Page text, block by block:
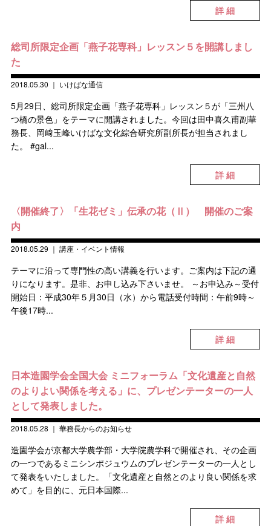
詳 細
総司所限定企画「燕子花専科」レッスン５を開講しまし
た
2018.05.30 ｜ いけばな通信
5月29日、総司所限定企画「燕子花専科」レッスン５が「三州八
つ橋の景色」をテーマに開講されました。今回は田中喜久甫副華
務長、岡﨑玉峰いけばな文化綜合研究所副所長が担当されまし
た。 #gal...
詳 細
〈開催終了〉「生花ゼミ」伝承の花（Ⅱ） 開催のご案
内
2018.05.29 ｜ 講座・イベント情報
テーマに沿って専門性の高い講義を行います。ご案内は下記の通
りになります。是非、お申し込み下さいませ。 ～お申込み～受付
開始日：平成30年５月30日（水）から電話受付時間：午前9時～
午後17時...
詳 細
日本造園学会全国大会 ミニフォーラム「文化遺産と自然
のよりよい関係を考える」に、プレゼンテーターの一人
として発表しました。
2018.05.28 ｜ 華務長からのお知らせ
造園学会が京都大学農学部・大学院農学科で開催され、その企画
の一つであるミニシンポジュウムのプレゼンテーターの一人とし
て発表をいたしました。「文化遺産と自然とのより良い関係を求
めて」を目的に、元日本国際...
詳 細